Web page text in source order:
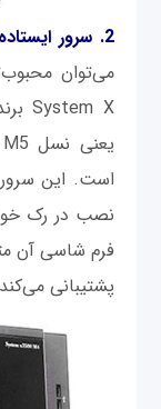
2. سرور ایستاده Lenovo X3500:
می‌توان
است. این
فرم شاسی آن
پشتیبانی